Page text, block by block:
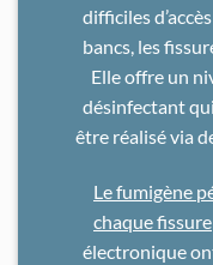
difficiles
bancs, les
Elle offre un
désinfectant
être réalisé via
Le fumigène
chaque fissure
électronique